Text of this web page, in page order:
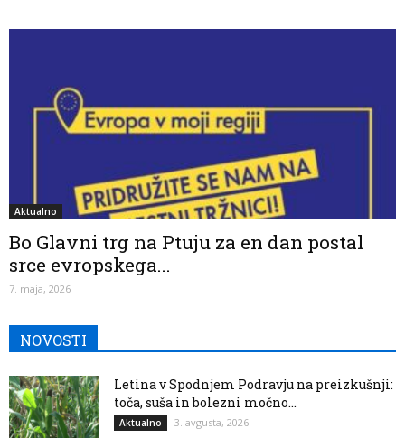
Aktualno
Bo Glavni trg na Ptuju za en dan postal
srce evropskega...
7. maja, 2026
NOVOSTI
Letina v Spodnjem Podravju na preizkušnji:
toča, suša in bolezni močno...
Aktualno 3. avgusta, 2026